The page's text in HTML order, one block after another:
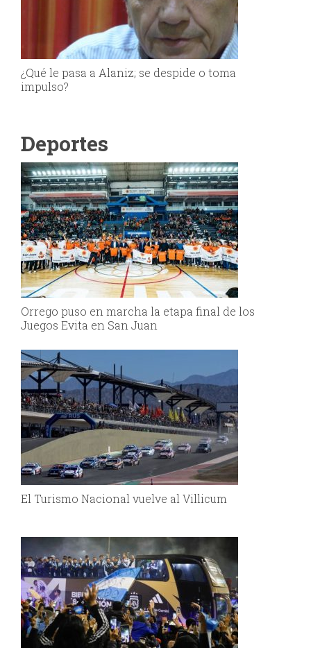
¿Qué le pasa a Alaniz; se despide o toma
impulso?
Deportes
Orrego puso en marcha la etapa final de los
Juegos Evita en San Juan
El Turismo Nacional vuelve al Villicum